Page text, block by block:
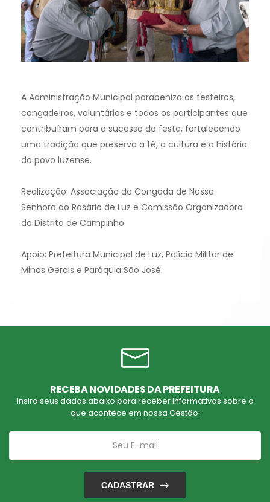
A Administração Municipal parabeniza os festeiros,
congadeiros, voluntários e todos os participantes que
contribuíram para o sucesso da festa, fortalecendo
uma tradição que preserva a fé, a cultura e a história
do povo luzense.
Realização: Associação da Congada de Nossa
Senhora do Rosário de Luz e Comissão Organizadora
do Distrito de Campinho.
Apoio: Prefeitura Municipal de Luz, Polícia Militar de
Minas Gerais e Paróquia São José.
RECEBA NOVIDADES DA PREFEITURA
Insira seus dados abaixo para receber informativos sobre o
que acontece em nossa Gestão:
CADASTRAR